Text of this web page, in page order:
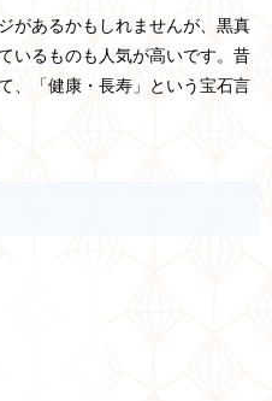
があるかもしれませんが、黒真
いるものも人気が高いです。昔
、「健康・長寿」という宝石言